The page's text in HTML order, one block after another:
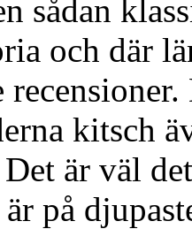
sådan
och där
kitsch
är väl
på